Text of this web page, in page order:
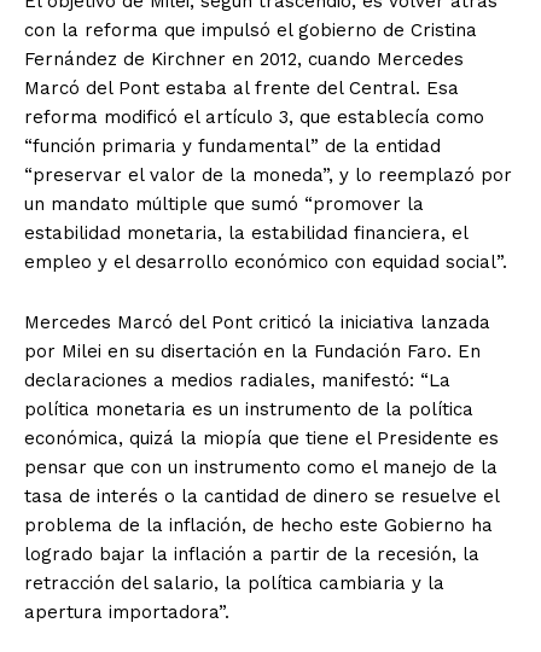
con la reforma que impulsó el gobierno de Cristina
Fernández de Kirchner en 2012, cuando Mercedes
Marcó del Pont estaba al frente del Central. Esa
reforma modificó el artículo 3, que establecía como
“función primaria y fundamental” de la entidad
“preservar el valor de la moneda”, y lo reemplazó por
un mandato múltiple que sumó “promover la
estabilidad monetaria, la estabilidad financiera, el
empleo y el desarrollo económico con equidad social”.
Mercedes Marcó del Pont criticó la iniciativa lanzada
por Milei en su disertación en la Fundación Faro. En
declaraciones a medios radiales, manifestó: “La
política monetaria es un instrumento de la política
económica, quizá la miopía que tiene el Presidente es
pensar que con un instrumento como el manejo de la
tasa de interés o la cantidad de dinero se resuelve el
problema de la inflación, de hecho este Gobierno ha
logrado bajar la inflación a partir de la recesión, la
retracción del salario, la política cambiaria y la
apertura importadora”.